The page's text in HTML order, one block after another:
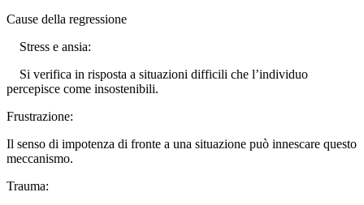
Cause della regressione
Stress e ansia:
Si verifica in risposta a situazioni difficili che l’individuo
percepisce come insostenibili.
Frustrazione:
Il senso di impotenza di fronte a una situazione può innescare questo
meccanismo.
Trauma: